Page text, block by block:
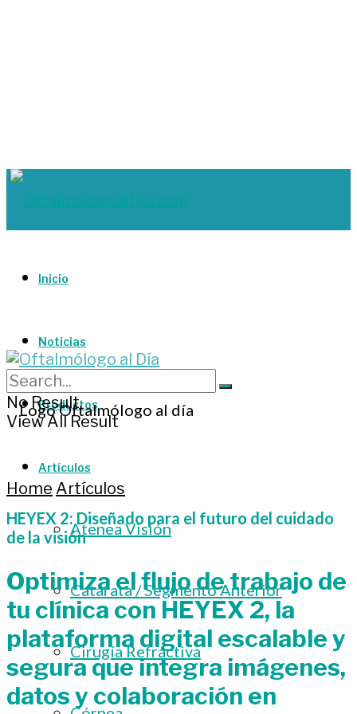
Inicio
Noticias
Productos
Artículos
Atenea Visión
Catarata / Segmento Anterior
Cirugía Refractiva
No Result
View All Result
Home Artículos
HEYEX 2: Diseñado para el futuro del cuidado
de la visión
Optimiza el flujo de trabajo de
tu clínica con HEYEX 2, la
plataforma digital escalable y
segura que integra imágenes,
datos y colaboración en